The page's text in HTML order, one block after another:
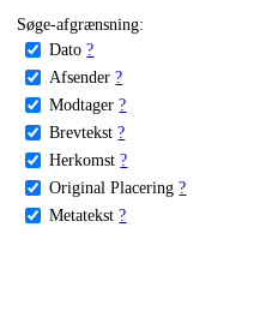
Søge-afgrænsning:
Dato ?
Afsender ?
Modtager ?
Brevtekst ?
Herkomst ?
Original Placering ?
Metatekst ?